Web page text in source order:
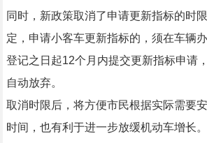
同时，新政策取消了申请更新指标的时
定，申请小客车更新指标的，须在车辆
登记之日起12个月内提交更新指标申请
自动放弃。
取消时限后，将方便市民根据实际需要
时间，也有利于进一步放缓机动车增长